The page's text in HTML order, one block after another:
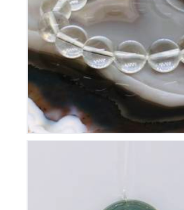
Bracelet Cristal de Roche
30